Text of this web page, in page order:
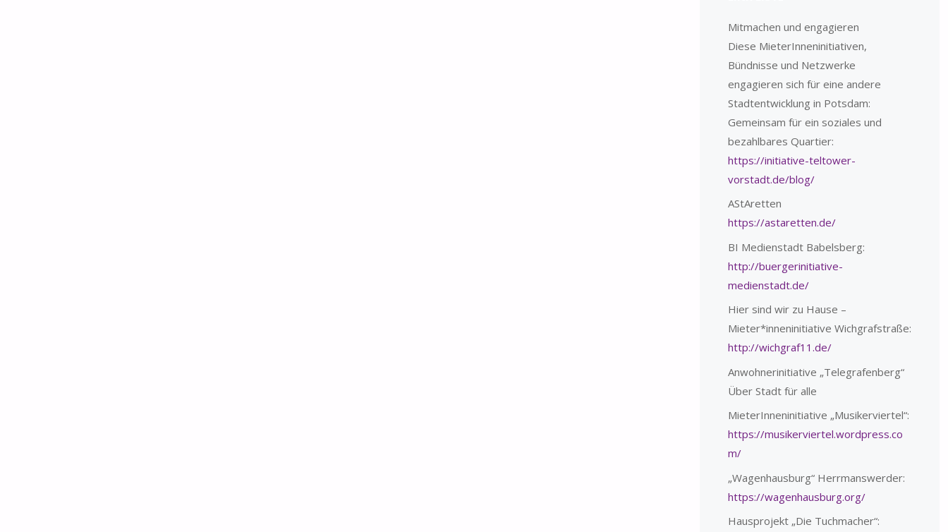
Mitmachen und engagieren
Diese MieterInneninitiativen,
Bündnisse und Netzwerke
engagieren sich für eine andere
Stadtentwicklung in Potsdam:
Gemeinsam für ein soziales und
bezahlbares Quartier:
https://initiative-teltower-
vorstadt.de/blog/
AStAretten
https://astaretten.de/
BI Medienstadt Babelsberg:
http://buergerinitiative-
medienstadt.de/
Hier sind wir zu Hause –
Mieter*inneninitiative Wichgrafstraße:
http://wichgraf11.de/
Anwohnerinitiative „Telegrafenberg“
Über Stadt für alle
MieterInneninitiative „Musikerviertel“:
https://musikerviertel.wordpress.co
m/
„Wagenhausburg“ Herrmanswerder:
https://wagenhausburg.org/
Hausprojekt „Die Tuchmacher“: